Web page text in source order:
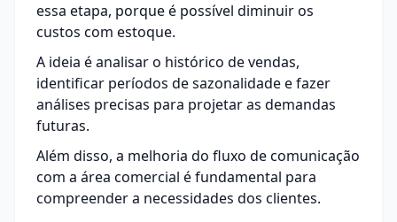
essa etapa, porque é possível diminuir os
custos com estoque.
A ideia é analisar o histórico de vendas,
identificar períodos de sazonalidade e fazer
análises precisas para projetar as demandas
futuras.
Além disso, a melhoria do fluxo de comunicação
com a área comercial é fundamental para
compreender a necessidades dos clientes.